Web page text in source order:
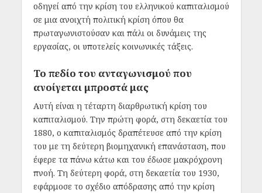
οδηγεί από την κρίση του ελληνικού καπιταλισμού
σε μια ανοιχτή πολιτική κρίση όπου θα
πρωταγωνιστούσαν και πάλι οι δυνάμεις της
εργασίας, οι υποτελείς κοινωνικές τάξεις.
Το πεδίο του ανταγωνισμού που
ανοίγεται μπροστά μας
Αυτή είναι η τέταρτη διαρθρωτική κρίση του
καπιταλισμού. Την πρώτη φορά, στη δεκαετία του
1880, ο καπιταλισμός δραπέτευσε από την κρίση
του με τη δεύτερη βιομηχανική επανάσταση, που
έφερε τα πάνω κάτω και του έδωσε μακρόχρονη
πνοή. Τη δεύτερη φορά, στη δεκαετία του 1930,
εφάρμοσε το σχέδιο απόδρασης από την κρίση